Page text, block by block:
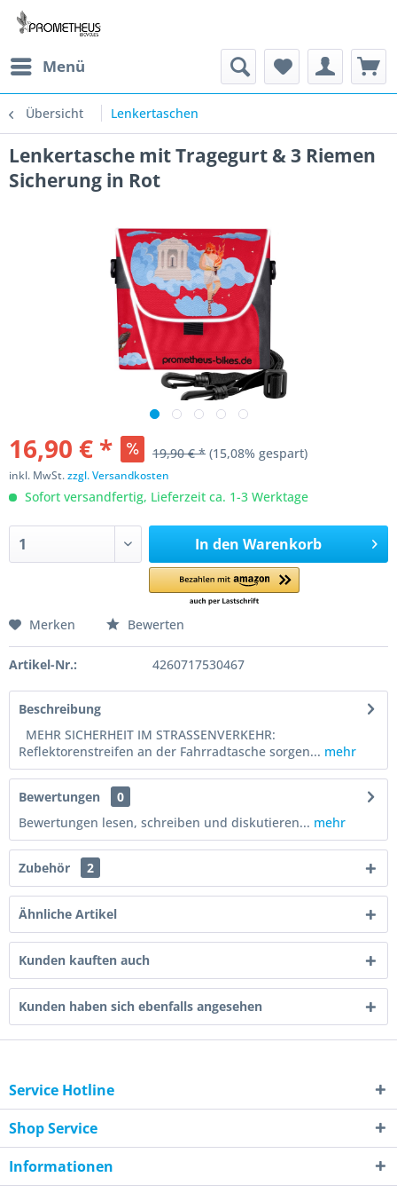
Menü
Übersicht Lenkertaschen
Lenkertasche mit Tragegurt & 3 Riemen
Sicherung in Rot
16,90 € * 19,90 € * (15,08% gespart)
inkl. MwSt.zzgl. Versandkosten
Sofort versandfertig, Lieferzeit ca. 1-3 Werktage
In den Warenkorb
Merken Bewerten
Artikel-Nr.: 4260717530467
Beschreibung
MEHR SICHERHEIT IM STRASSENVERKEHR:
Reflektorenstreifen an der Fahrradtasche sorgen... mehr
Bewertungen
0
Bewertungen lesen, schreiben und diskutieren... mehr
Zubehör 2
Ähnliche Artikel
Kunden kauften auch
Kunden haben sich ebenfalls angesehen
Service Hotline
Shop Service
Informationen